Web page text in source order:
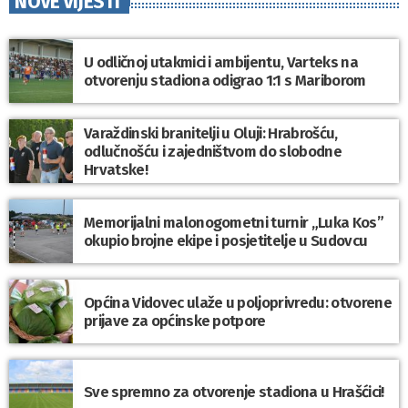
U odličnoj utakmici i ambijentu, Varteks na
otvorenju stadiona odigrao 1:1 s Mariborom
Varaždinski branitelji u Oluji: Hrabrošću,
odlučnošću i zajedništvom do slobodne
Hrvatske!
Memorijalni malonogometni turnir „Luka Kos”
okupio brojne ekipe i posjetitelje u Sudovcu
Općina Vidovec ulaže u poljoprivredu: otvorene
prijave za općinske potpore
Sve spremno za otvorenje stadiona u Hrašćici!